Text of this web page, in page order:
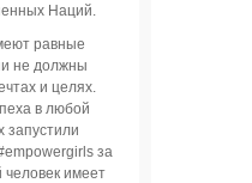
Наций.
равные
не должны
и целях.
в любой
запустили
за
имеет